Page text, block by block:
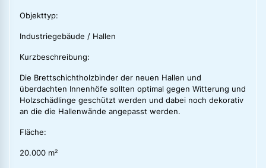
Objekttyp:
Industriegebäude / Hallen
Kurzbeschreibung:
Die Brettschichtholzbinder der neuen Hallen und
überdachten Innenhöfe sollten optimal gegen Witterung und
Holzschädlinge geschützt werden und dabei noch dekorativ
an die die Hallenwände angepasst werden.
Fläche:
20.000 m²